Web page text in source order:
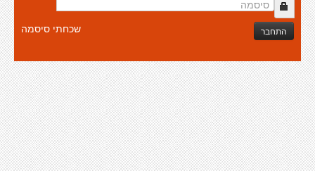
התחבר שכחתי סיסמה